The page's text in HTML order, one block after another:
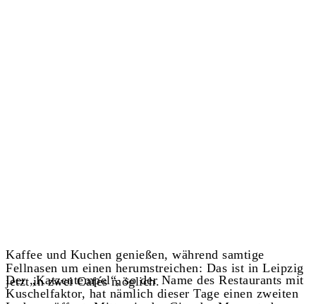
Kaffee und Kuchen genießen, während samtige
Fellnasen um einen herumstreichen: Das ist in Leipzig
jetzt in zwei Cafés möglich.
Der „Katzentempel“, so der Name des Restaurants mit
Kuschelfaktor, hat nämlich dieser Tage einen zweiten